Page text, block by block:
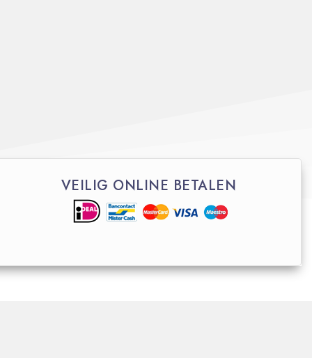
VEILIG ONLINE BETALEN